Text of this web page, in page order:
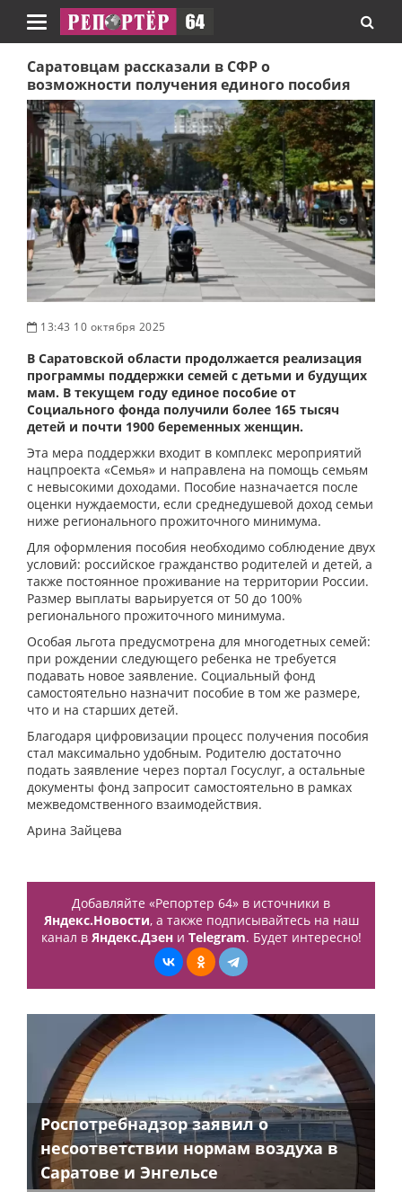
Навигация
Саратовцам рассказали в СФР о
возможности получения единого пособия
13:43 10 октября 2025
В Саратовской области продолжается реализация
программы поддержки семей с детьми и будущих
мам. В текущем году единое пособие от
Социального фонда получили более 165 тысяч
детей и почти 1900 беременных женщин.
Эта мера поддержки входит в комплекс мероприятий
нацпроекта «Семья» и направлена на помощь семьям
с невысокими доходами. Пособие назначается после
оценки нуждаемости, если среднедушевой доход семьи
ниже регионального прожиточного минимума.
Для оформления пособия необходимо соблюдение двух
условий: российское гражданство родителей и детей, а
также постоянное проживание на территории России.
Размер выплаты варьируется от 50 до 100%
регионального прожиточного минимума.
Особая льгота предусмотрена для многодетных семей:
при рождении следующего ребенка не требуется
подавать новое заявление. Социальный фонд
самостоятельно назначит пособие в том же размере,
что и на старших детей.
Благодаря цифровизации процесс получения пособия
стал максимально удобным. Родителю достаточно
подать заявление через портал Госуслуг, а остальные
документы фонд запросит самостоятельно в рамках
межведомственного взаимодействия.
Арина Зайцева
Добавляйте «Репортер 64» в источники в
Яндекс.Новости, а также подписывайтесь на наш
канал в Яндекс.Дзени Telegram. Будет интересно!
Роспотребнадзор заявил о
несоответствии нормам воздуха в
Саратове и Энгельсе